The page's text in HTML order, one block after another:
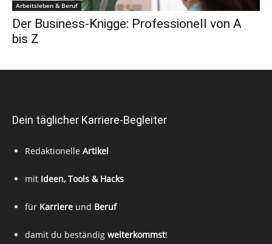
Arbeitsleben & Beruf
Der Business-Knigge: Professionell von A
bis Z
Dein täglicher Karriere-Begleiter
Redaktionelle Artikel
mit Ideen, Tools & Hacks
für Karriere und Beruf
damit du beständig weiterkommst!